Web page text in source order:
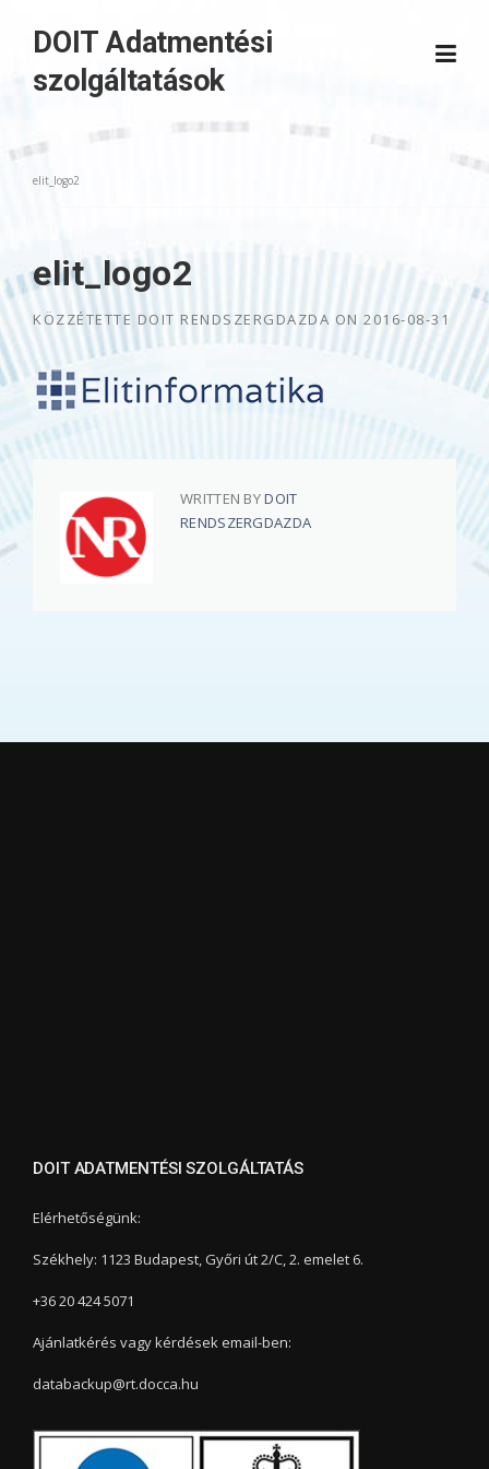
content
DOIT Adatmentési
szolgáltatások
elit_logo2
elit_logo2
KÖZZÉTETTE DOIT RENDSZERGDAZDA ON 2016-08-31
WRITTEN BYDOIT
RENDSZERGDAZDA
DOIT ADATMENTÉSI SZOLGÁLTATÁS
Elérhetőségünk:
Székhely: 1123 Budapest, Győri út 2/C, 2. emelet 6.
+36 20 424 5071
Ajánlatkérés vagy kérdések email-ben:
databackup@rt.docca.hu